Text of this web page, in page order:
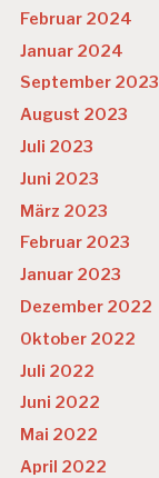
Februar 2024
Januar 2024
September 2023
August 2023
Juli 2023
Juni 2023
März 2023
Februar 2023
Januar 2023
Dezember 2022
Oktober 2022
Juli 2022
Juni 2022
Mai 2022
April 2022